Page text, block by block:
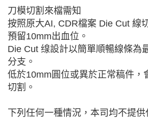
刀模切割來檔需知
按照原大AI, CDR檔案 Die Cut 線
預留10mm出血位。
Die Cut 缐設計以簡單順暢線條為
分支。
低於10mm圓位或異於正常稿件，
切割。
下列任何一種情況，本司均不提